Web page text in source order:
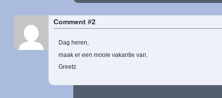
Comment #2
Dag heren,
maak er een mooie vakantie van.
Greetz